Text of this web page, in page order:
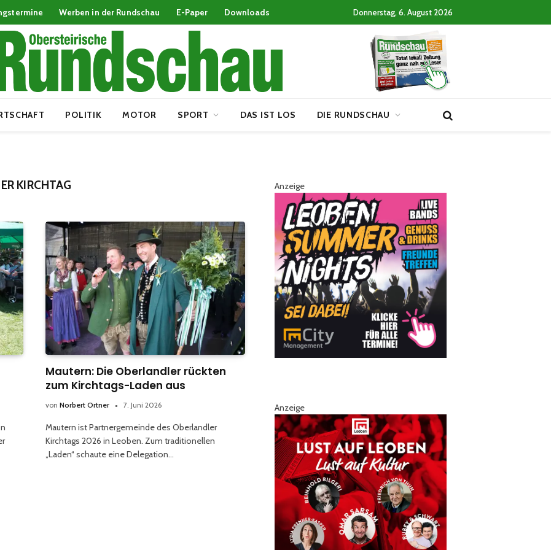
Werben in der Rundschau E-Paper Downloads Donnerstag, 6. August 2026
POLITIK MOTOR SPORT DAS IST LOS DIE RUNDSCHAU
KIRCHTAG
Mautern: Die Oberlandler rückten
zum Kirchtags-Laden aus
von Norbert Ortner 7. Juni 2026
Mautern ist Partnergemeinde des Oberlandler
Kirchtags 2026 in Leoben. Zum traditionellen
„Laden“ schaute eine Delegation…
Anzeige
Anzeige